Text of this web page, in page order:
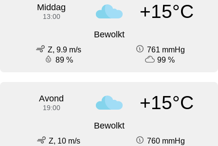
Middag
13:00 +15°C
Bewolkt
Z, 9.9 m/s
761 mmHg
89 %
99 %
Avond
19:00 +15°C
Bewolkt
Z, 10 m/s
760 mmHg